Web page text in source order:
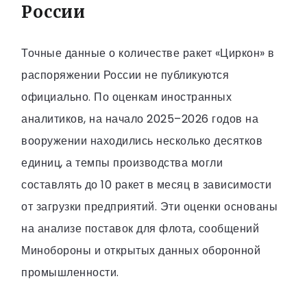
России
Точные данные о количестве ракет «Циркон» в
распоряжении России не публикуются
официально. По оценкам иностранных
аналитиков, на начало 2025–2026 годов на
вооружении находились несколько десятков
единиц, а темпы производства могли
составлять до 10 ракет в месяц в зависимости
от загрузки предприятий. Эти оценки основаны
на анализе поставок для флота, сообщений
Минобороны и открытых данных оборонной
промышленности.